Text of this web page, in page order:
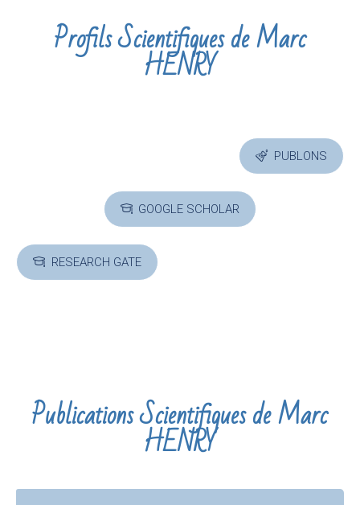
Profils Scientifiques de Marc
HENRY
PUBLONS
GOOGLE SCHOLAR
RESEARCH GATE
Publications Scientifiques de Marc
HENRY